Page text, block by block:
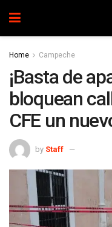
Home Campeche
¡Basta de
bloquean
CFE un
by Staff